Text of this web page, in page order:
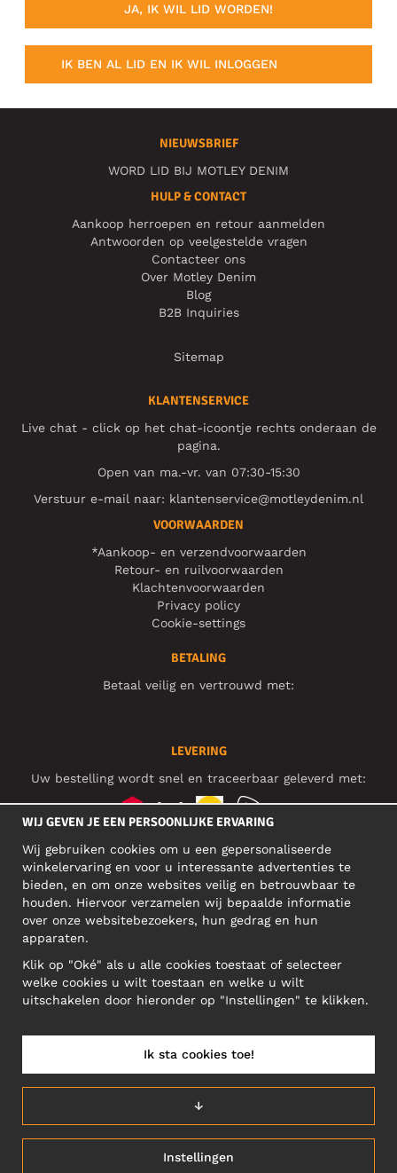
JA, IK WIL LID WORDEN!
IK BEN AL LID EN IK WIL INLOGGEN
NIEUWSBRIEF
WORD LID BIJ MOTLEY DENIM
HULP & CONTACT
Aankoop herroepen en retour aanmelden
Antwoorden op veelgestelde vragen
Contacteer ons
Over Motley Denim
Blog
B2B Inquiries
Sitemap
KLANTENSERVICE
Live chat - click op het chat-icoontje rechts onderaan de
pagina.
Open van ma.-vr. van 07:30-15:30
Verstuur e-mail naar: klantenservice@motleydenim.nl
VOORWAARDEN
*Aankoop- en verzendvoorwaarden
Retour- en ruilvoorwaarden
Klachtenvoorwaarden
Privacy policy
Cookie-settings
BETALING
Betaal veilig en vertrouwd met:
LEVERING
Uw bestelling wordt snel en traceerbaar geleverd met:
SOCIAL MEDIA
BEDRIJFSADRES
Narva mnt 5, EE-10117 Tallinn
Reg: 12356245
NEDERLAND/NEDERLANDS (NL)
WIJ GEVEN JE EEN PERSOONLIJKE ERVARING
Wij gebruiken cookies om u een gepersonaliseerde
winkelervaring en voor u interessante advertenties te
bieden, en om onze websites veilig en betrouwbaar te
houden. Hiervoor verzamelen wij bepaalde informatie
over onze websitebezoekers, hun gedrag en hun
apparaten.
Klik op "Oké" als u alle cookies toestaat of selecteer
welke cookies u wilt toestaan en welke u wilt
uitschakelen door hieronder op "Instellingen" te klikken.
Instellingen
↓
Ik sta cookies toe!